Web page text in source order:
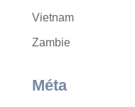
Vietnam
Zambie
Méta